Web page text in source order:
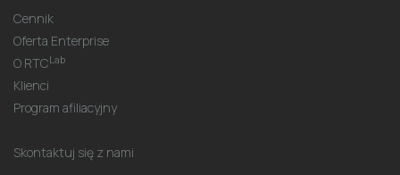
Cennik
Oferta Enterprise
O RTCLab
Klienci
Program afiliacyjny
Skontaktuj się z nami